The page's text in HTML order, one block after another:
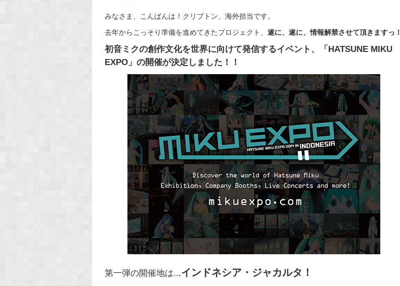
c
e
o
k
みなさま、こんばんは！クリプトン、海外担当です。
去年からこっそり準備を進めてきたプロジェクト、 遂に、遂に、情報解禁させて頂きますっ！
初音ミクの創作文化を世界に向けて発信するイベント、
「HATSUNE MIKU
EXPO」 の開催が決定しました！！
第一弾の開催地は...インドネシア・ジャカルタ！